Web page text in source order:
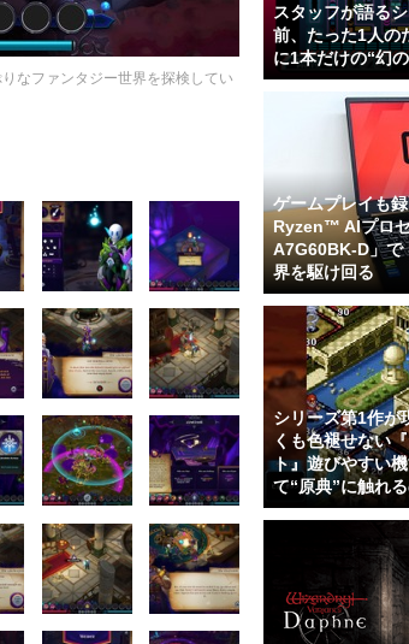
なファンタジー世界を探検してい
スタッフが語る
前、たった1人の
に1本だけの“幻
ゲームプレイも
Ryzen™ AIプロ
A7G60BK-D」
界を駆け回る
シリーズ第1作が
くも色褪せない
ト』遊びやすい
て“原典”に触れ